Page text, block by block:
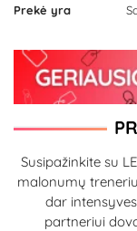
Prekė yra
Susipažinkite su
malonumų
dar
partneriui